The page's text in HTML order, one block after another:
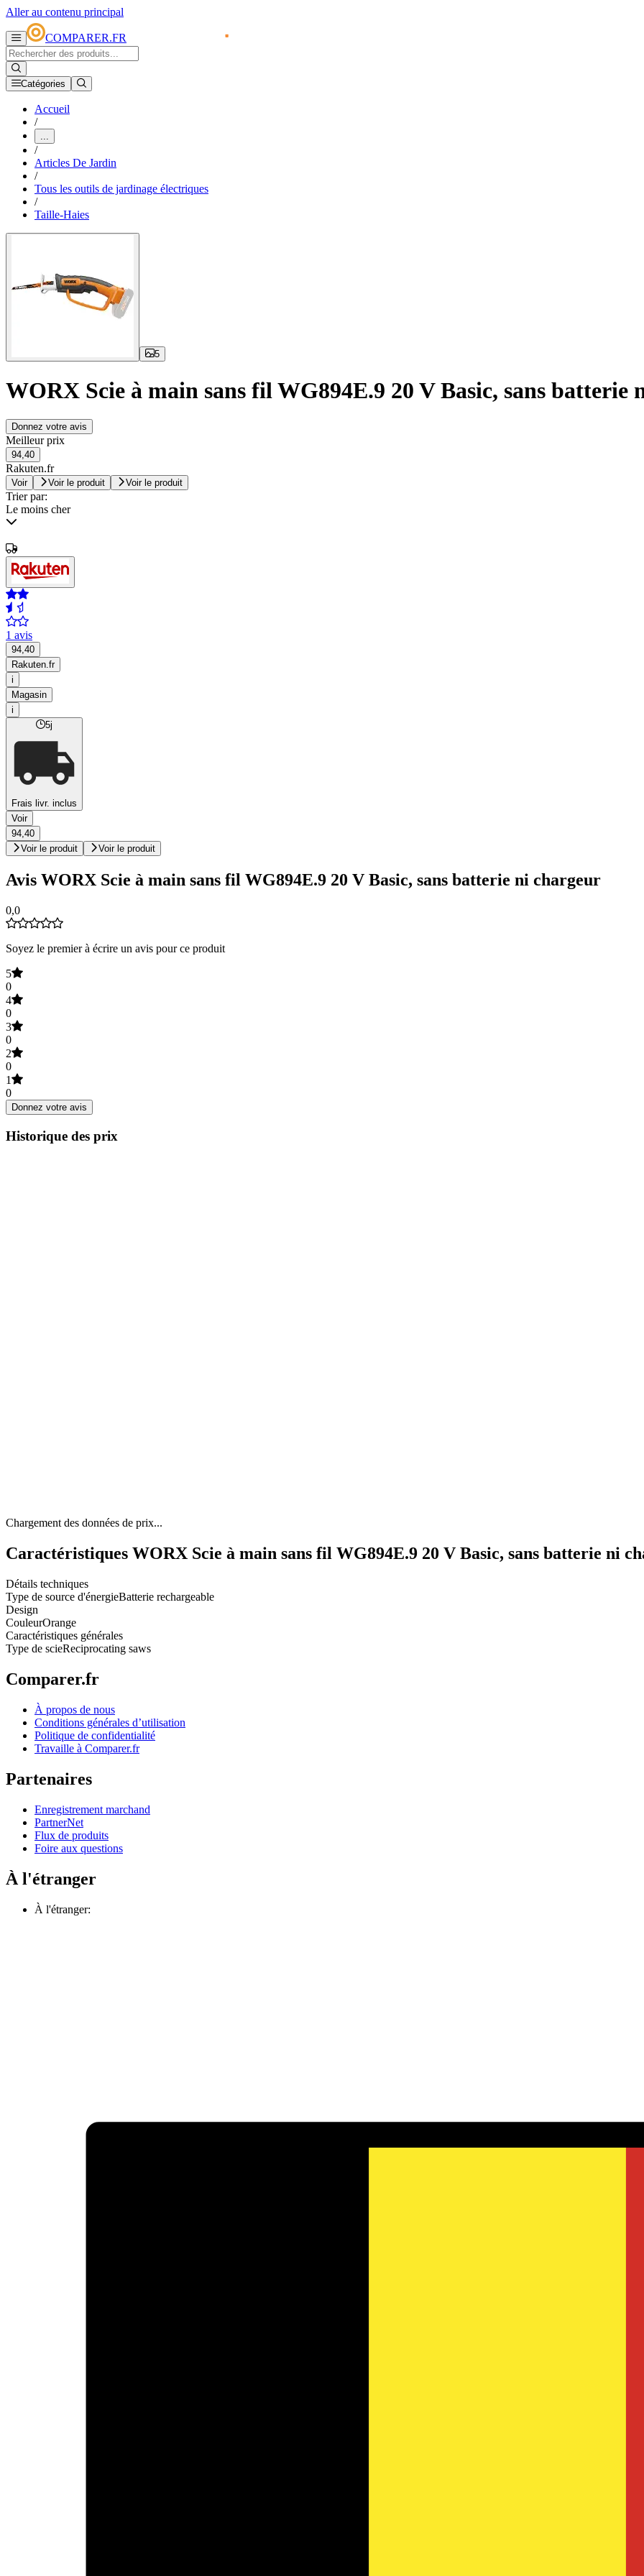
Aller au contenu principal
COMPARER.FR
Catégories
Accueil
/
...
/
Articles De Jardin
/
Tous les outils de jardinage électriques
/
Taille-Haies
5
WORX Scie à main sans fil WG894E.9 20 V Basic, sans batterie
Donnez votre avis
Meilleur prix
94,40
Rakuten.fr
Voir Voir le produit Voir le produit
Trier par:
Le moins cher
1 avis
94,40
Rakuten.fr
i
Magasin
i
5j
Frais livr. inclus
Voir
94,40
Voir le produit
Voir le produit
Avis WORX Scie à main sans fil WG894E.9 20 V Basic, sans batterie ni chargeur
0,0
Soyez le premier à écrire un avis pour ce produit
5
0
4
0
3
0
2
0
1
0
Donnez votre avis
Historique des prix
Chargement des données de prix...
Caractéristiques WORX Scie à main sans fil WG894E.9 20 V Basic, sans batterie ni
Détails techniques
Type de source d'énergieBatterie rechargeable
Design
CouleurOrange
Caractéristiques générales
Type de scieReciprocating saws
Comparer.fr
À propos de nous
Conditions générales d’utilisation
Politique de confidentialité
Travaille à Comparer.fr
Partenaires
Enregistrement marchand
PartnerNet
Flux de produits
Foire aux questions
À l'étranger
À l'étranger: